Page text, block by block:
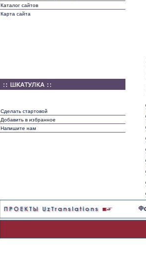
Каталог сайтов
Карта сайта
Сделать стартовой
Добавить в избранное
Напишите нам